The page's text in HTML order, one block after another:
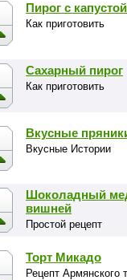
Пирог с
Как приготовить
Сахарный пирог
Как приготовить
Вкусные
Вкусные Истории
Шоколадный
вишней
Простой рецепт
Торт Микадо
Рецепт Армянского